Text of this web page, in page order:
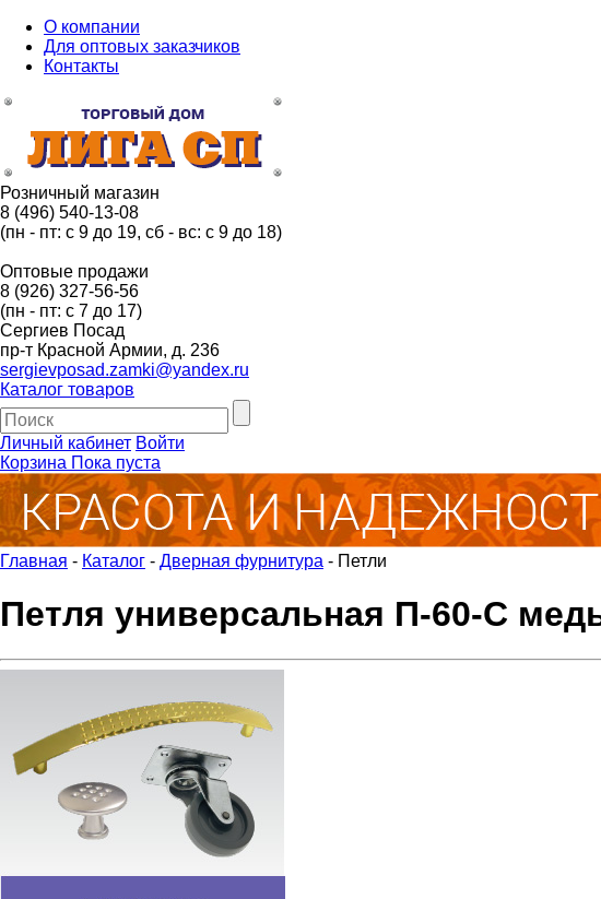
О компании
Для оптовых заказчиков
Контакты
Розничный магазин
8 (496) 540-13-08
(пн - пт: с 9 до 19, сб - вс: с 9 до 18)
Оптовые продажи
8 (926) 327-56-56
(пн - пт: с 7 до 17)
Сергиев Посад
пр-т Красной Армии, д. 236
sergievposad.zamki@yandex.ru
Каталог товаров
Личный кабинет Войти
Корзина Пока пуста
Главная - Каталог - Дверная фурнитура - Петли
Петля универсальная П-60-С